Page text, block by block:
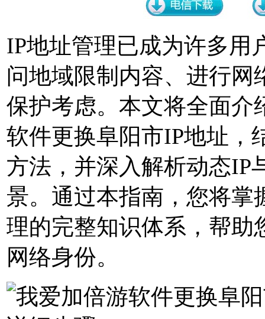
IP地址管理已成为许多用
问地域限制内容、进行网
保护考虑。本文将全面介
软件更换阜阳市IP地址，
方法，并深入解析动态IP
景。通过本指南，您将掌
理的完整知识体系，帮助
网络身份。